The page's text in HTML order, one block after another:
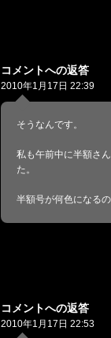
コメントへの返答
2010年1月17日 22:39
そうなんです。
私も午前中に半額さ
た。
半額号が何色になるの
コメントへの返答
2010年1月17日 22:53